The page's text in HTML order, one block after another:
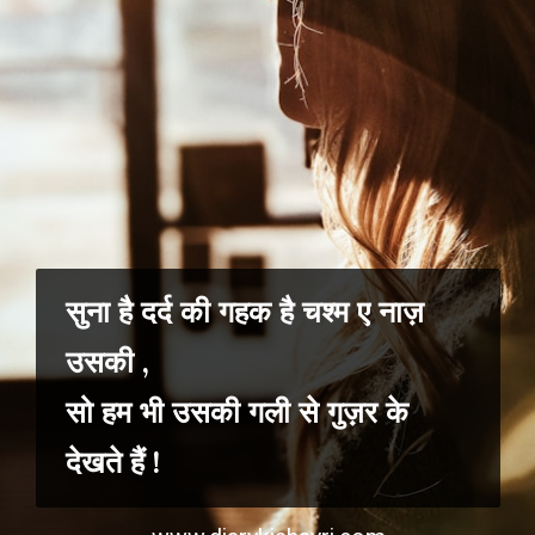
सुना है दर्द की गहक है चश्म ए नाज़
उसकी ,
सो हम भी उसकी गली से गुज़र के
देखते हैं !